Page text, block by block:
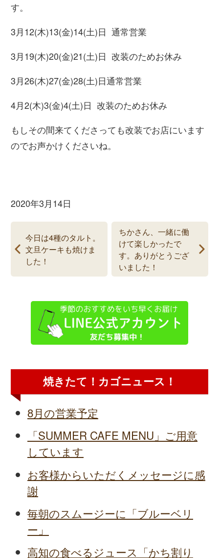
す。
3月12(木)13(金)14(土)日 通常営業
3月19(木)20(金)21(土)日 改装のためお休み
3月26(木)27(金)28(土)日通常営業
4月2(木)3(金)4(土)日 改装のためお休み
もしその間来てくださっても改装でお店にいます
のでお声かけくださいね。
2020年3月14日
今日は4種のタルト。
文旦ケーキも焼けま
した！
ちかさん、一緒に働
けて楽しかったで
す。ありがとうござ
いました！
焼きたて！カゴニュース！
8月の営業予定
「SUMMER CAFE MENU」ご用意
しています
お客様からいただくメッセージに感
謝
毎朝のスムージーに「ブルーベリ
ー」
高知の食べるジュース「かち割り